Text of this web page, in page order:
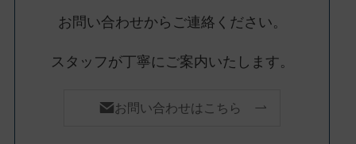
お問い合わせからご連絡ください。
スタッフが丁寧にご案内いたします。
お問い合わせはこちら